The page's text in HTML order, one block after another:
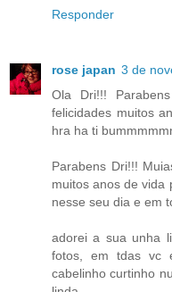
Responder
rose japan 3 de
Ola Dri!!!
felicidades muitos
hra ha ti
Parabens Dri!!!
muitos anos de vida
nesse seu dia e em
adorei a sua unha
fotos, em tdas vc
cabelinho curtinho